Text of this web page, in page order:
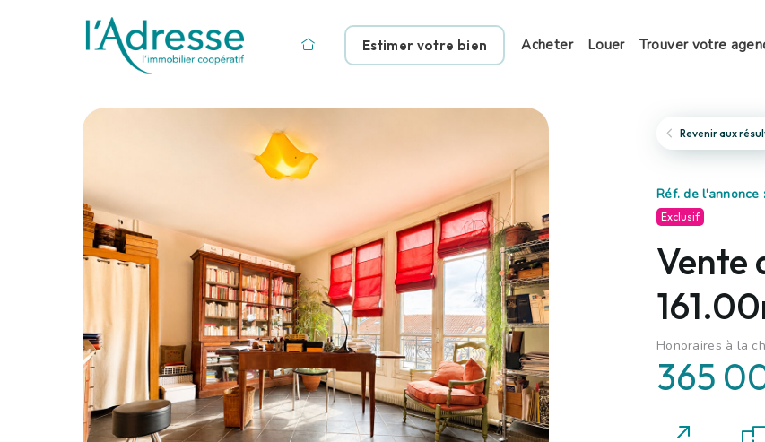
Estimer votre bien Acheter Louer Trouver votre
Revenir aux
Réf. de l'annonce
Exclusif
Vente
Honoraires à la
365